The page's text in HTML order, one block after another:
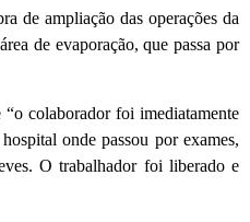
de ampliação das operações da
de evaporação, que passa por
colaborador foi imediatamente
onde passou por exames,
O trabalhador foi liberado e